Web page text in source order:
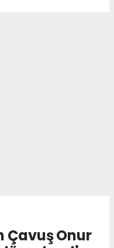
Çavuş Onur